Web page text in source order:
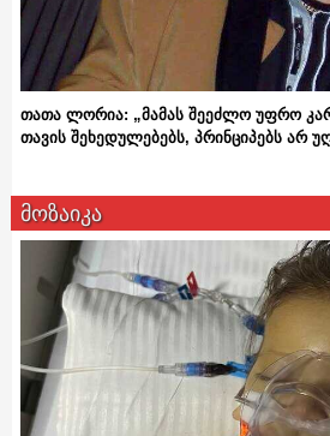
თათა ლორია: „მამას შეეძლო უფრო
თავის შეხედულებებს, პრინციპებს არ
მოზაიკა